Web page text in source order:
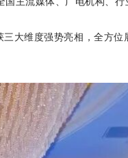
三大维度强势亮相，全方